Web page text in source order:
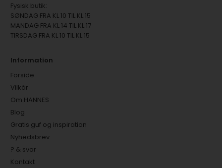
Fysisk butik:
SØNDAG FRA KL 10 TIL KL 15
MANDAG FRA KL 14 TIL KL 17
TIRSDAG FRA KL 10 TIL KL 15
Information
Forside
Vilkår
Om HANNES
Blog
Gratis guf og inspiration
Nyhedsbrev
? & svar
Kontakt